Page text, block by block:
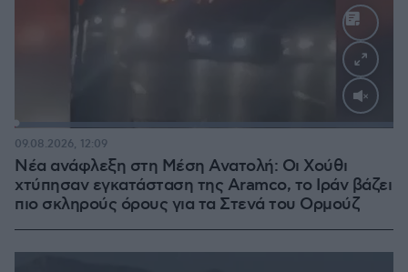
Νέα ανάφλεξη στη Μέση Ανατολή: Οι Χούθι
χτύπησαν εγκατάσταση της Aramco, το Ιράν βάζει
πιο σκληρούς όρους για τα Στενά του Ορμούζ
09.08.2026, 12:09